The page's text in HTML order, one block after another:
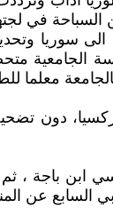
في
سوريا
الجامعية
معلما
دون
ابن باجة ،
السابع عن